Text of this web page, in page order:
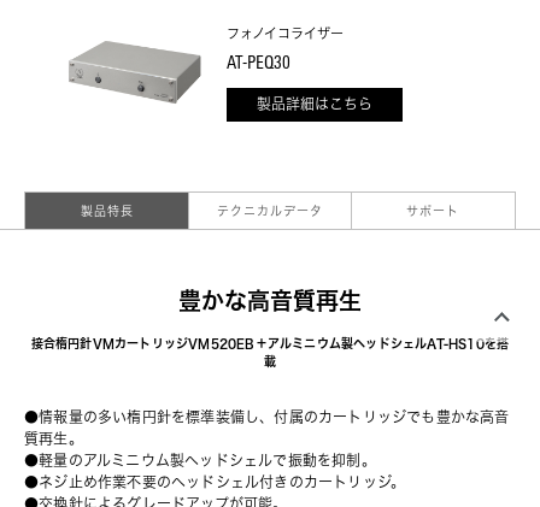
フォノイコライザー
AT-PEQ30
製品詳細はこちら
製品特長 テクニカルデータ サポート
豊かな高音質再生
接合楕円針VMカートリッジVM520EB＋アルミニウム製ヘッドシェルAT-HS10を搭
載
●情報量の多い楕円針を標準装備し、付属のカートリッジでも豊かな高音
質再生。
●軽量のアルミニウム製ヘッドシェルで振動を抑制。
●ネジ止め作業不要のヘッドシェル付きのカートリッジ。